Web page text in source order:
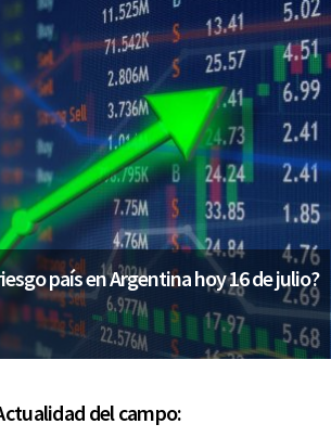
país en Argentina hoy 16 de julio?
del campo: